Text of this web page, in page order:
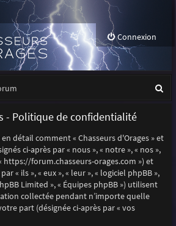
Connexion
- Politique de confidentialité
détail comment « Chasseurs d'Orages » et
ci-après par « nous », « notre », « nos »,
https://forum.chasseurs-orages.com ») et
« ils », « eux », « leur », « logiciel phpBB »,
Limited », « Équipes phpBB ») utilisent
collectée pendant n’importe quelle
part (désignée ci-après par « vos